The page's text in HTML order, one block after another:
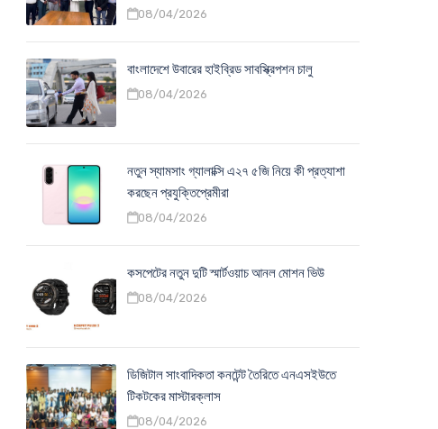
08/04/2026
বাংলাদেশে উবারের হাইব্রিড সাবস্ক্রিপশন চালু
08/04/2026
নতুন স্যামসাং গ্যালাক্সি এ২৭ ৫জি নিয়ে কী প্রত্যাশা
করছেন প্রযুক্তিপ্রেমীরা
08/04/2026
কসপেটের নতুন দুটি স্মার্টওয়াচ আনল মোশন ভিউ
08/04/2026
ডিজিটাল সাংবাদিকতা কনটেন্ট তৈরিতে এনএসইউতে
টিকটকের মাস্টারক্লাস
08/04/2026